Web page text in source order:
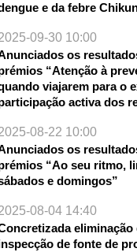
e da febre
09-30 10:00
os
“Atenção à
viajarem para o
activa dos
08-22 10:00
os
“Ao seu ritmo,
e domingos”
08-04 14:40
eliminação
de fonte de